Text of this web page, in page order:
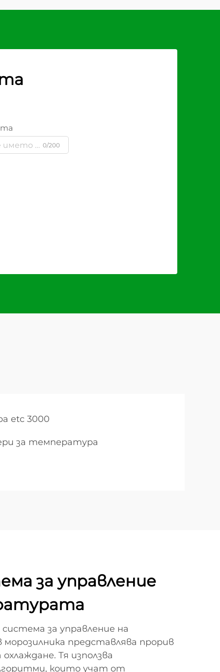
0/200
etc 3000
за температура
за управление
за управление на
представлява прорив
Тя използва
които учат от